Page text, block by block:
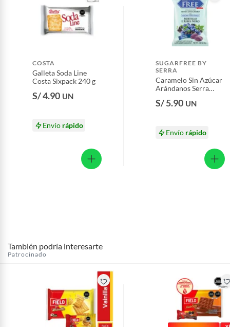
COSTA
Galleta Soda Line
Costa Sixpack 240 g
S/ 4.90 UN
Envío rápido
SUGARFREE BY
SERRA
Caramelo Sin Azúcar
Arándanos Serra
S/ 5.90 UN
Envío rápido
También podría interesarte
Patrocinado